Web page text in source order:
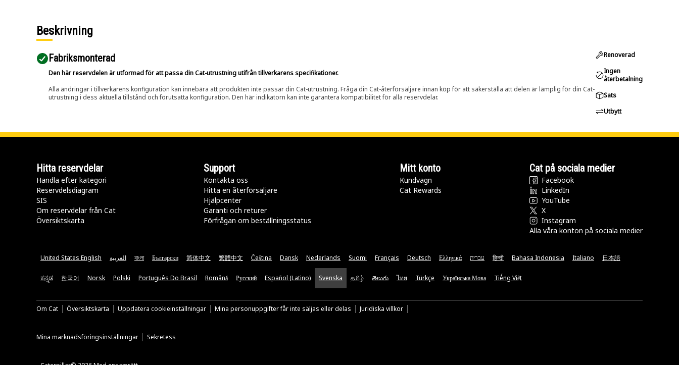
Beskrivning
Fabriksmonterad
Den här reservdelen är utformad för att passa din Cat-utrustning utifrån tillverkarens specifikationer.
Alla ändringar i tillverkarens konfiguration kan innebära att produkten inte passar din Cat-utrustning. Fråga din Cat-återförsäljare innan köp för att säkerställa att delen är lämplig för din Cat-
utrustning i dess aktuella tillstånd och förutsatta konfiguration. Den här indikatorn kan inte garantera kompatibilitet för alla reservdelar.
Renoverad
Ingen
återbetalning
Sats
Utbytt
Hitta reservdelar
Handla efter kategori
Reservdelsdiagram
SIS
Om reservdelar från Cat
Översiktskarta
Support
Kontakta oss
Hitta en återförsäljare
Hjälpcenter
Garanti och returer
Förfrågan om beställningsstatus
Mitt konto
Kundvagn
Cat Rewards
Cat på sociala medier
Facebook
LinkedIn
YouTube
X
Instagram
Alla våra konton på sociala medier
United States English العربية বাংলা Български 简体中文 繁體中文 Čeština Dansk Nederlands Suomi Français Deutsch Ελληνικά עברית हिन्दी Bahasa Indonesia Italiano 日本語
ಕನ್ನಡ 한국어 Norsk Polski Português Do Brasil Română Русский Español (Latino) Svenska தமிழ் తెలుగు ไทย Türkçe Українська Мова Tiếng Việt
Om Cat Översiktskarta Uppdatera cookieinställningar Mina personuppgifter får inte säljas eller delas Juridiska villkor
Mina marknadsföringsinställningar Sekretess